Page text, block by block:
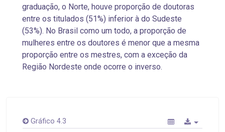
graduação, o Norte, houve proporção de doutoras
entre os titulados (51%) inferior à do Sudeste
(53%). No Brasil como um todo, a proporção de
mulheres entre os doutores é menor que a mesma
proporção entre os mestres, com a exceção da
Região Nordeste onde ocorre o inverso.
Gráfico 4.3